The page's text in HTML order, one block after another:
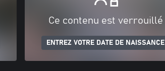
Ce contenu est verrouillé
ENTREZ VOTRE DATE DE NAISSANCE